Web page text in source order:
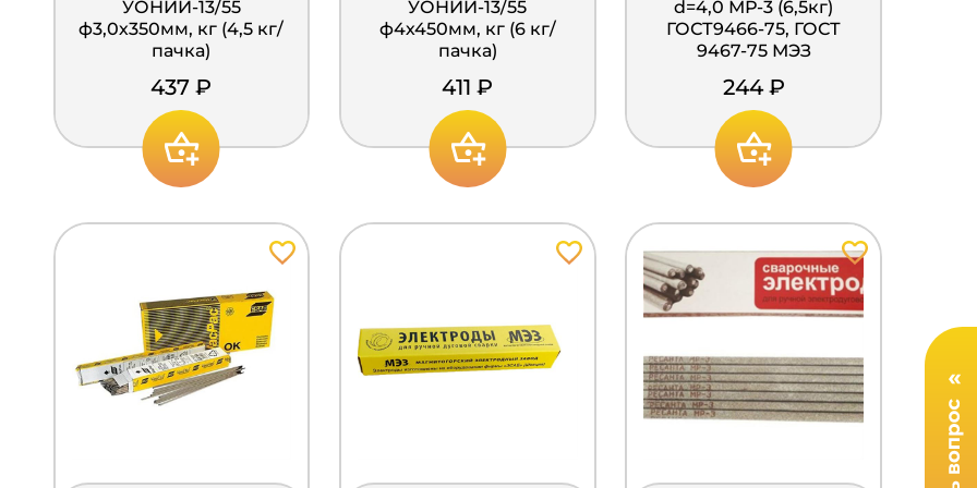
УОНИИ-13/55
ф3,0х350мм, кг (4,5 кг/
пачка)
437 ₽
УОНИИ-13/55
ф4х450мм, кг (6 кг/
пачка)
411 ₽
d=4,0 МР-3 (6,5кг)
ГОСТ9466-75, ГОСТ
9467-75 МЭЗ
244 ₽